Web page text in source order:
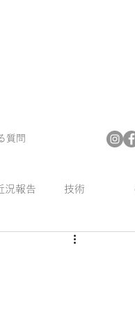
質問
況報告 技術